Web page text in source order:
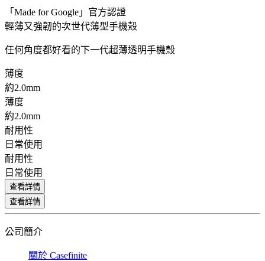
「Made for Google」官方認證
輕薄又強韌的次世代薄型手機殼
任何角度都好看的下一代超薄透明手機殼
薄度
約2.0mm
薄度
約2.0mm
耐用性
日常使用
耐用性
日常使用
查看詳情
查看詳情
公司簡介
關於 Casefinite